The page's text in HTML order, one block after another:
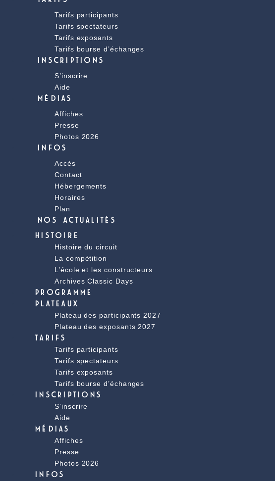
Tarifs participants
Tarifs spectateurs
Tarifs exposants
Tarifs bourse d’échanges
INSCRIPTIONS
S’inscrire
Aide
MÉDIAS
Affiches
Presse
Photos 2026
INFOS
Accès
Contact
Hébergements
Horaires
Plan
NOS ACTUALITÉS
HISTOIRE
Histoire du circuit
La compétition
L’école et les constructeurs
Archives Classic Days
PROGRAMME
PLATEAUX
Plateau des participants 2027
Plateau des exposants 2027
TARIFS
Tarifs participants
Tarifs spectateurs
Tarifs exposants
Tarifs bourse d’échanges
INSCRIPTIONS
S’inscrire
Aide
MÉDIAS
Affiches
Presse
Photos 2026
INFOS